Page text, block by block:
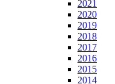
2021
2020
2019
2018
2017
2016
2015
2014